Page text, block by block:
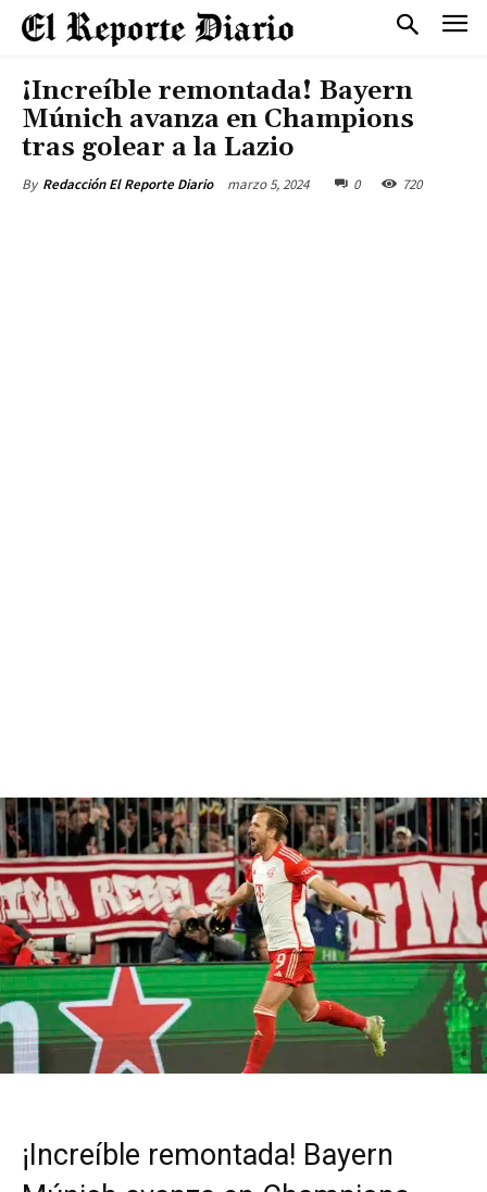
¡Increíble remontada! Bayern
Múnich avanza en Champions
tras golear a la Lazio
By Redacción El Reporte Diario marzo 5, 2024 0 720
¡Increíble remontada! Bayern